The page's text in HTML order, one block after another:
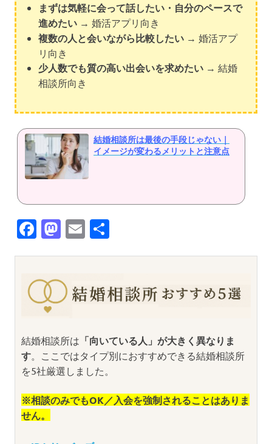
まずは気軽に会って話したい・自分のペースで
進めたい → 婚活アプリ向き
複数の人と会いながら比較したい → 婚活アプ
リ向き
少人数でも質の高い出会いを求めたい → 結婚
相談所向き
結婚相談所は最後の手段じゃない｜
イメージが変わるメリットと注意点
Facebook
Mastodon
Email
結婚相談所は 「向いている人」が大きく異なりま
す。ここではタイプ別におすすめできる結婚相談所
を5社厳選しました。
※相談のみでもOK／入会を強制されることはありま
せん。